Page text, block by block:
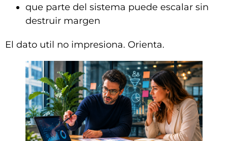
que parte del sistema puede escalar sin
destruir margen
El dato util no impresiona. Orienta.